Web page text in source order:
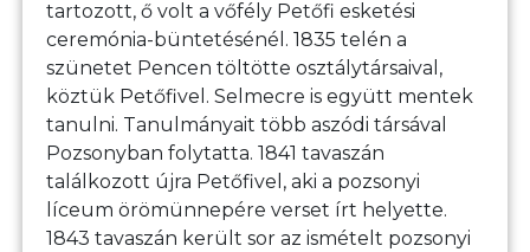
tartozott, ő volt a vőfély Petőfi esketési
ceremónia-büntetésénél. 1835 telén a
szünetet Pencen töltötte osztálytársaival,
köztük Petőfivel. Selmecre is együtt mentek
tanulni. Tanulmányait több aszódi társával
Pozsonyban folytatta. 1841 tavaszán
találkozott újra Petőfivel, aki a pozsonyi
líceum örömünnepére verset írt helyette.
1843 tavaszán került sor az ismételt pozsonyi